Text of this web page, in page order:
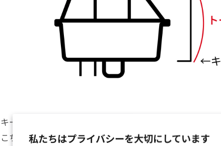
私たちはプライバシーを大切にしています
キーが一番下まで沈むまでの距離です。
こちらもmm表記で、よく3.0〜4.0mmあたりで表記さ